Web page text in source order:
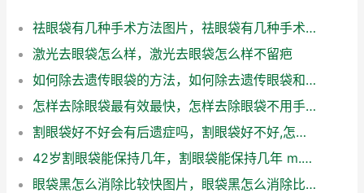
祛眼袋有几种手术方法图片，祛眼袋有几种手术方法视频
激光去眼袋怎么样，激光去眼袋怎么样不留疤
如何除去遗传眼袋的方法，如何除去遗传眼袋和皱纹
怎样去除眼袋最有效最快，怎样去除眼袋不用手术的方法
割眼袋好不好会有后遗症吗，割眼袋好不好,怎么割的
42岁割眼袋能保持几年，割眼袋能保持几年 m.由来.cn
眼袋黑怎么消除比较快图片，眼袋黑怎么消除比较快一点